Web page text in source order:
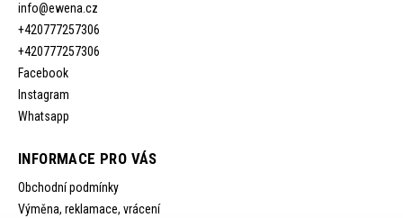
info@ewena.cz
+420777257306
+420777257306
Facebook
Instagram
Whatsapp
INFORMACE PRO VÁS
Obchodní podmínky
Výměna, reklamace, vrácení